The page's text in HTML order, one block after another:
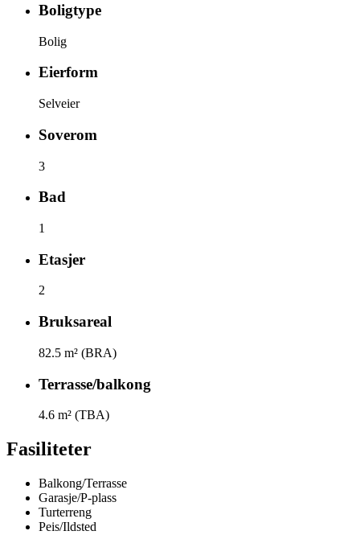
Boligtype
Bolig
Eierform
Selveier
Soverom
3
Bad
1
Etasjer
2
Bruksareal
82.5 m² (BRA)
Terrasse/balkong
4.6 m² (TBA)
Fasiliteter
Balkong/Terrasse
Garasje/P-plass
Turterreng
Peis/Ildsted